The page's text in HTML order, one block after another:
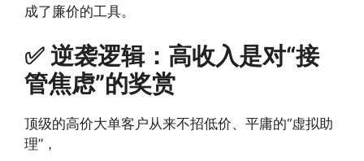
成了廉价的工具。
✅ 逆袭逻辑：高收入是对“接
管焦虑”的奖赏
顶级的高价大单客户从来不招低价、平庸的“虚拟助
理”，